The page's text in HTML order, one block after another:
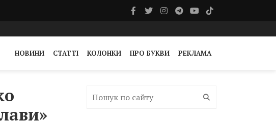
НОВИНИ СТАТТІ КОЛОНКИ ПРО БУКВИ РЕКЛАМА